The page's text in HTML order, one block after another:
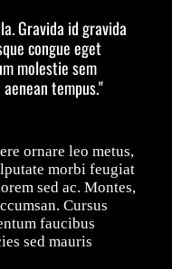
Gravida id gravida
congue eget
molestie sem
tempus."
ornare leo metus,
morbi feugiat
sed ac. Montes,
Cursus
faucibus
sed mauris